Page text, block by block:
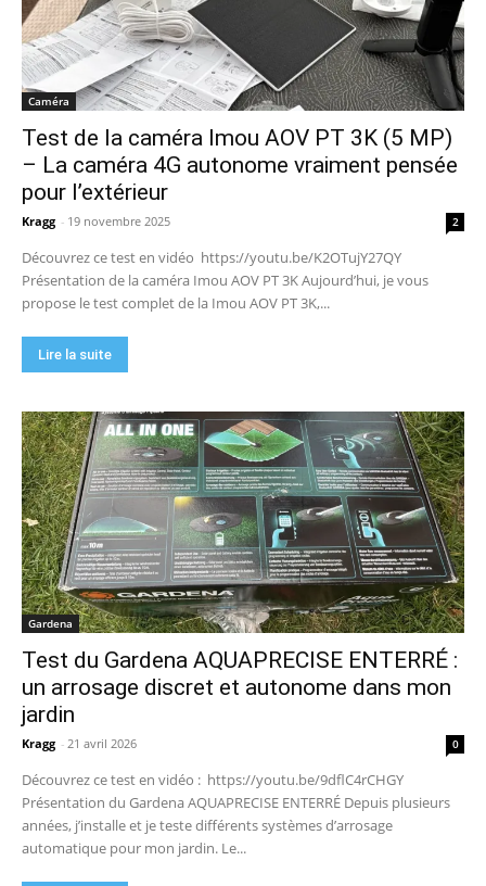
Caméra
Test de la caméra Imou AOV PT 3K (5 MP)
– La caméra 4G autonome vraiment pensée
pour l’extérieur
Kragg - 19 novembre 2025 2
Découvrez ce test en vidéo https://youtu.be/K2OTujY27QY
Présentation de la caméra Imou AOV PT 3K Aujourd’hui, je vous
propose le test complet de la Imou AOV PT 3K,...
Lire la suite
Gardena
Test du Gardena AQUAPRECISE ENTERRÉ :
un arrosage discret et autonome dans mon
jardin
Kragg - 21 avril 2026 0
Découvrez ce test en vidéo : https://youtu.be/9dflC4rCHGY
Présentation du Gardena AQUAPRECISE ENTERRÉ Depuis plusieurs
années, j’installe et je teste différents systèmes d’arrosage
automatique pour mon jardin. Le...